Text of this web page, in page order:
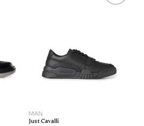
MAN
Just Cavalli